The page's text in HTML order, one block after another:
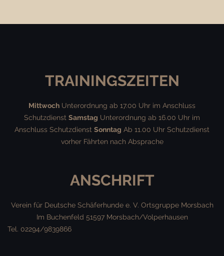
TRAININGSZEITEN
Mittwoch Unterordnung ab 17.00 Uhr im Anschluss
Schutzdienst Samstag Unterordnung ab 16.00 Uhr im
Anschluss Schutzdienst Sonntag Ab 11.00 Uhr Schutzdienst
vorher Fährten nach Absprache
ANSCHRIFT
Verein für Deutsche Schäferhunde e. V. Ortsgruppe Morsbach
Im Buchenfeld 51597 Morsbach/Volperhausen
Tel. 02294/9839866